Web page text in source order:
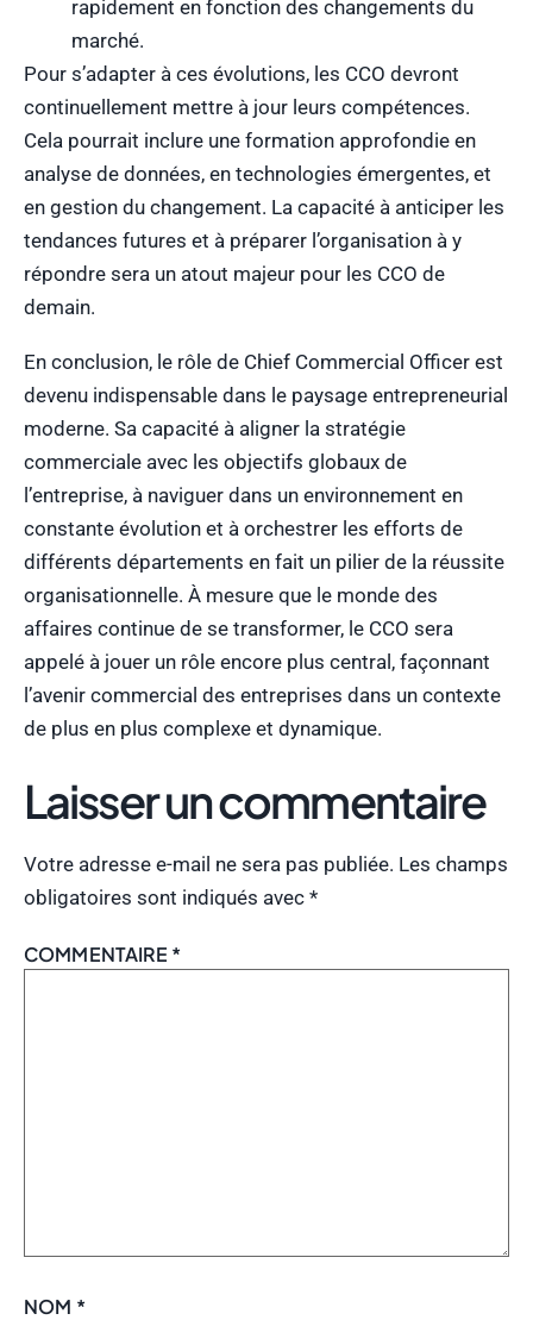
rapidement en fonction des changements du
marché.
Pour s’adapter à ces évolutions, les CCO devront
continuellement mettre à jour leurs compétences.
Cela pourrait inclure une formation approfondie en
analyse de données, en technologies émergentes, et
en gestion du changement. La capacité à anticiper les
tendances futures et à préparer l’organisation à y
répondre sera un atout majeur pour les CCO de
demain.
En conclusion, le rôle de Chief Commercial Officer est
devenu indispensable dans le paysage entrepreneurial
moderne. Sa capacité à aligner la stratégie
commerciale avec les objectifs globaux de
l’entreprise, à naviguer dans un environnement en
constante évolution et à orchestrer les efforts de
différents départements en fait un pilier de la réussite
organisationnelle. À mesure que le monde des
affaires continue de se transformer, le CCO sera
appelé à jouer un rôle encore plus central, façonnant
l’avenir commercial des entreprises dans un contexte
de plus en plus complexe et dynamique.
Laisser un commentaire
Votre adresse e-mail ne sera pas publiée. Les champs
obligatoires sont indiqués avec *
COMMENTAIRE *
NOM *